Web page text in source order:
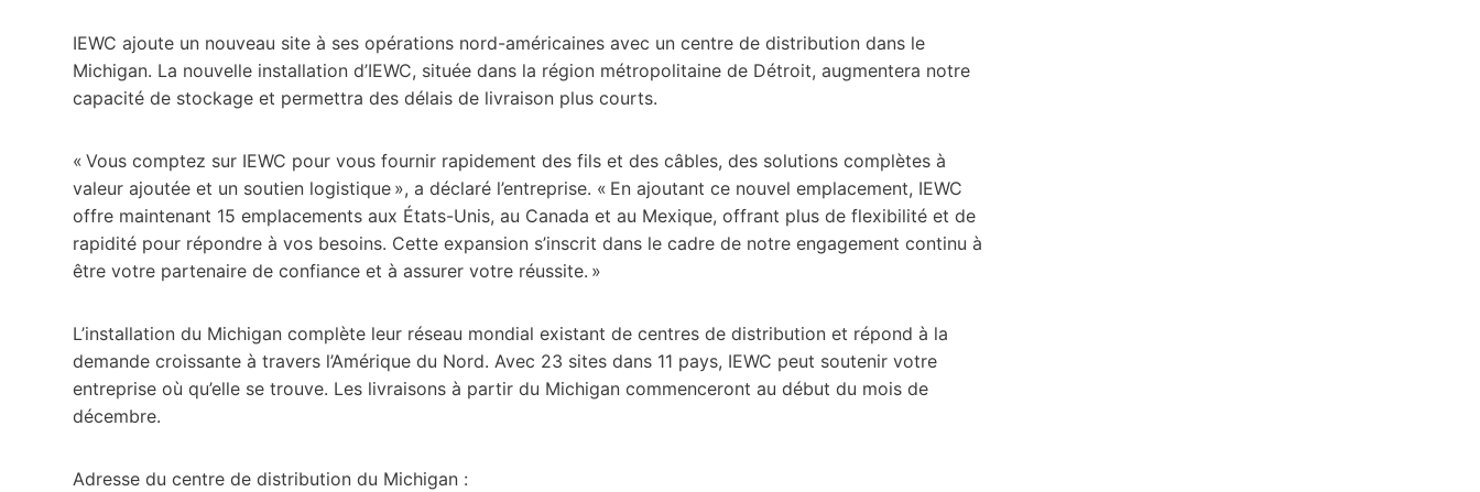
IEWC ajoute un nouveau site à ses opérations nord-américaines avec un centre de distribution dans le
Michigan. La nouvelle installation d’IEWC, située dans la région métropolitaine de Détroit, augmentera notre
capacité de stockage et permettra des délais de livraison plus courts.
« Vous comptez sur IEWC pour vous fournir rapidement des fils et des câbles, des solutions complètes à
valeur ajoutée et un soutien logistique », a déclaré l’entreprise. « En ajoutant ce nouvel emplacement, IEWC
offre maintenant 15 emplacements aux États-Unis, au Canada et au Mexique, offrant plus de flexibilité et de
rapidité pour répondre à vos besoins. Cette expansion s’inscrit dans le cadre de notre engagement continu à
être votre partenaire de confiance et à assurer votre réussite. »
L’installation du Michigan complète leur réseau mondial existant de centres de distribution et répond à la
demande croissante à travers l’Amérique du Nord. Avec 23 sites dans 11 pays, IEWC peut soutenir votre
entreprise où qu’elle se trouve. Les livraisons à partir du Michigan commenceront au début du mois de
décembre.
Adresse du centre de distribution du Michigan :